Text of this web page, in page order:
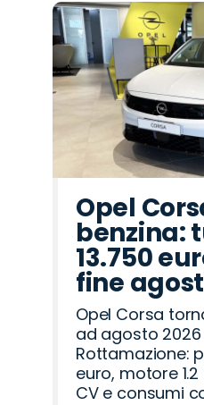
Opel
benzina:
13.750
fine
Opel Corsa
ad agosto
Rottamazione:
euro, motore
CV e consumi